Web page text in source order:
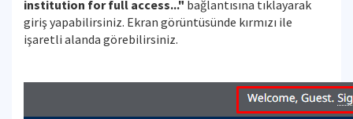
institution for full access..." bağlantısına tıklayarak
giriş yapabilirsiniz. Ekran görüntüsünde kırmızı ile
işaretli alanda görebilirsiniz.